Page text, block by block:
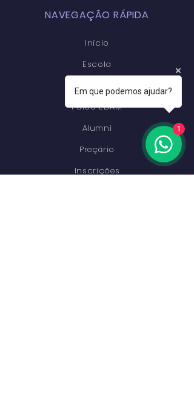
NAVEGAÇÃO RÁPIDA
Início
Escola
Palco EDAM
Alumni
Preçário
Inscrições
Em que podemos ajudar?
1